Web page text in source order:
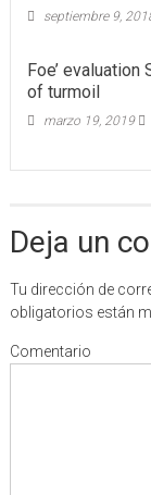
septiembre 9,
Foe’
of turmoil
marzo 19, 2019
Deja un
Tu dirección de
obligatorios están
Comentario